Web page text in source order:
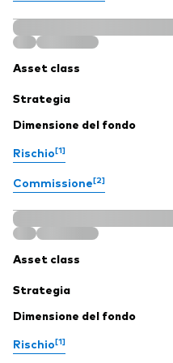
Asset class
Strategia
Dimensione del fondo
Rischio[1]
Commissione[2]
Asset class
Strategia
Dimensione del fondo
Rischio[1]